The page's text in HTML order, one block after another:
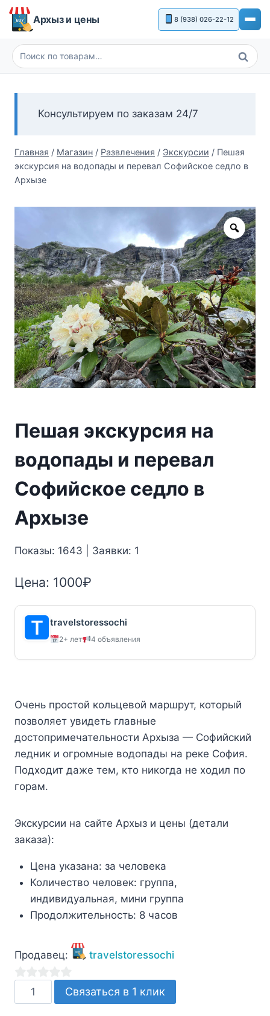
Перейти
Архыз и цены 8 (938) 026-22-12
Искать:
Поиск
Консультируем по заказам 24/7
Главная / Магазин / Развлечения / Экскурсии / Пешая
экскурсия на водопады и перевал Софийское седло в
Архызе
Zoom
Пешая экскурсия на
водопады и перевал
Софийское седло в
Архызе
Показы: 1643 | Заявки: 1
Цена: 1000₽
travelstoressochi
2+ лет 4 объявления
Очень простой кольцевой маршрут, который
позволяет увидеть главные
достопримечательности Архыза — Софийский
ледник и огромные водопады на реке София.
Подходит даже тем, кто никогда не ходил по
горам.
Экскурсии на сайте Архыз и цены (детали
заказа):
Цена указана: за человека
Количество человек: группа,
индивидуальная, мини группа
Продолжительность: 8 часов
Продавец: travelstoressochi
из
Количество
товара
Связаться в 1 клик